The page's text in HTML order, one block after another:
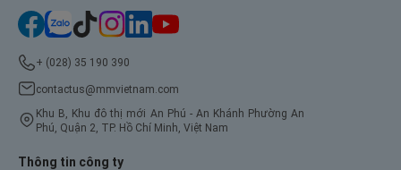
+ (028) 35 190 390
contactus@mmvietnam.com
Khu B, Khu đô thị mới An Phú - An Khánh Phường An
Phú, Quận 2, TP. Hồ Chí Minh, Việt Nam
Thông tin công ty